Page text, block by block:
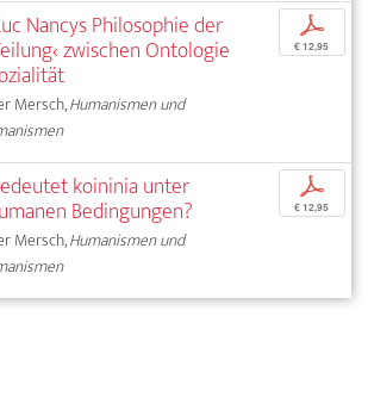
Nancys Philosophie der
zwischen Ontologie
Mersch,Humanismen und
p
€ 12,95
koininia unter
Bedingungen?
Mersch,Humanismen und
p
€ 12,95